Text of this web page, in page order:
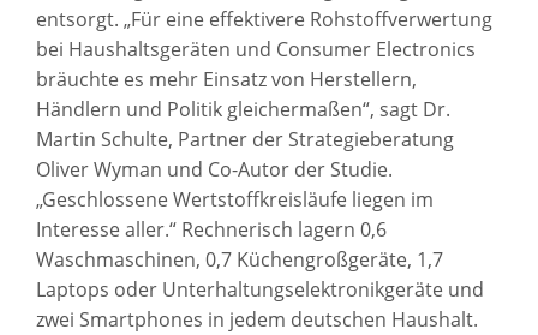
entsorgt. „Für eine effektivere Rohstoffverwertung
bei Haushaltsgeräten und Consumer Electronics
bräuchte es mehr Einsatz von Herstellern,
Händlern und Politik gleichermaßen“, sagt Dr.
Martin Schulte, Partner der Strategieberatung
Oliver Wyman und Co-Autor der Studie.
„Geschlossene Wertstoffkreisläufe liegen im
Interesse aller.“ Rechnerisch lagern 0,6
Waschmaschinen, 0,7 Küchengroßgeräte, 1,7
Laptops oder Unterhaltungselektronikgeräte und
zwei Smartphones in jedem deutschen Haushalt.